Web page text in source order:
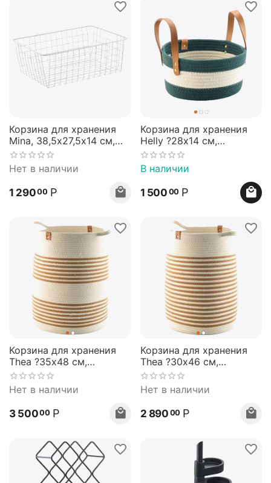
Корзина для хранения
Mina, 38,5х27,5х14 см,
белая, Bergenson Bjorn
Нет в наличии
1 29000 Р
Корзина для хранения
Helly ?28х14 см,
бежевая/зеленая,
Bergenson Bjorn
В наличии
1 500 00 Р
Корзина для хранения
Thea ?35х48 см,
бежевая/горчичная,
Bergenson Bjorn
Нет в наличии
3 50000 Р
Корзина для хранения
Thea ?30х46 см,
бежевая/горчичная,
Bergenson Bjorn
Нет в наличии
2 890 00 Р